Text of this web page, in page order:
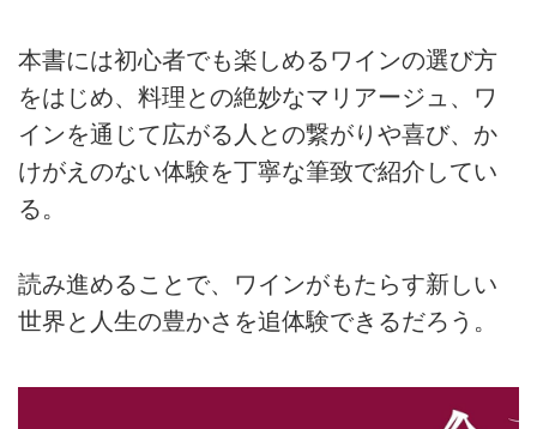
本書には初心者でも楽しめるワインの選び方
をはじめ、料理との絶妙なマリアージュ、ワ
インを通じて広がる人との繋がりや喜び、か
けがえのない体験を丁寧な筆致で紹介してい
る。
読み進めることで、ワインがもたらす新しい
世界と人生の豊かさを追体験できるだろう。